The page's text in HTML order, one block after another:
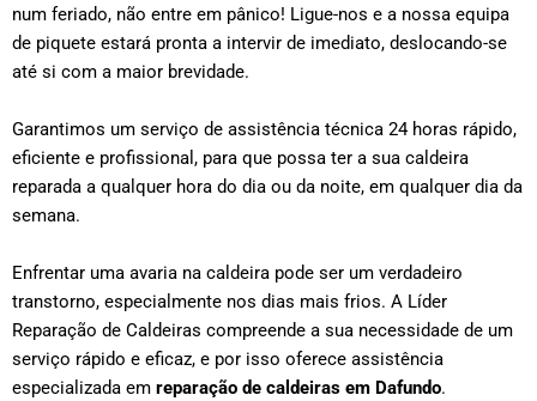
num feriado, não entre em pânico! Ligue-nos e a nossa equipa
de piquete estará pronta a intervir de imediato, deslocando-se
até si com a maior brevidade.
Garantimos um serviço de assistência técnica 24 horas rápido,
eficiente e profissional, para que possa ter a sua caldeira
reparada a qualquer hora do dia ou da noite, em qualquer dia da
semana.
Enfrentar uma avaria na caldeira pode ser um verdadeiro
transtorno, especialmente nos dias mais frios. A Líder
Reparação de Caldeiras compreende a sua necessidade de um
serviço rápido e eficaz, e por isso oferece assistência
especializada em reparação de caldeiras em Dafundo.